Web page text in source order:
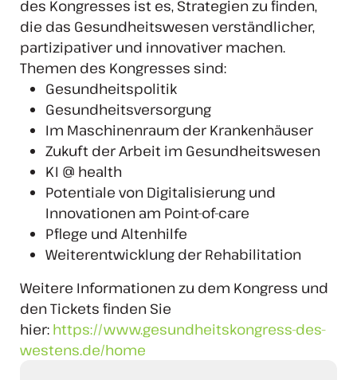
des Kongresses ist es, Strategien zu finden,
die das Gesundheitswesen verständlicher,
partizipativer und innovativer machen.
Themen des Kongresses sind:
Gesundheitspolitik
Gesundheitsversorgung
Im Maschinenraum der Krankenhäuser
Zukuft der Arbeit im Gesundheitswesen
KI @ health
Potentiale von Digitalisierung und
Innovationen am Point-of-care
Pflege und Altenhilfe
Weiterentwicklung der Rehabilitation
Weitere Informationen zu dem Kongress und
den Tickets finden Sie
hier: https://www.gesundheitskongress-des-
westens.de/home